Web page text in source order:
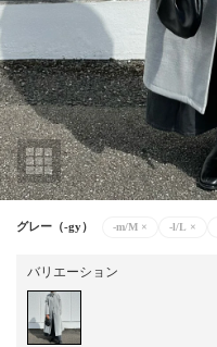
グレー（-gy） -m/M × -l/L ×
バリエーション